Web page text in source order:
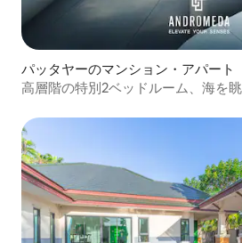
パッタヤーのマンション・アパート
高層階の特別2ベッドルーム、海を